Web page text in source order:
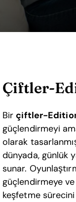
Çiftler-
Bir çiftler-
güçlendirmeyi
olarak
dünyada, günlük
sunar.
güçlendirmeye
keşfetme